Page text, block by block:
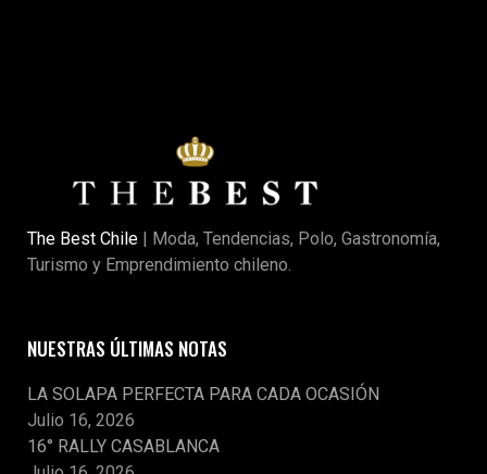
The Best Chile | Moda, Tendencias, Polo, Gastronomía,
Turismo y Emprendimiento chileno.
NUESTRAS ÚLTIMAS NOTAS
LA SOLAPA PERFECTA PARA CADA OCASIÓN
Julio 16, 2026
16° RALLY CASABLANCA